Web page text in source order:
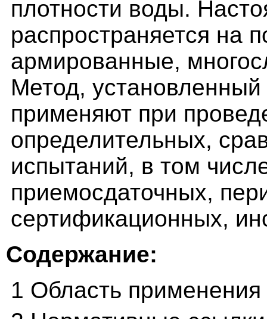
плотности воды.
распространяется на
армированные,
Метод,
применяют при
определительных,
испытаний, в том
приемосдаточных,
сертификационных,
Содержание:
1 Область применения